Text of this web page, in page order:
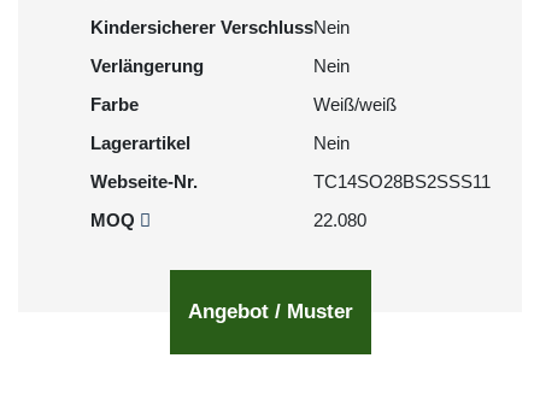
Kindersicherer VerschlussNein
Verlängerung
Nein
Farbe
Weiß/weiß
Lagerartikel
Nein
Webseite-Nr.
TC14SO28BS2SSS11
MOQ
22.080
Angebot / Muster